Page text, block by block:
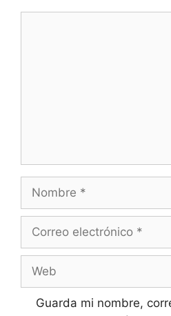
Nombre
Correo
Web
Guarda mi nombre,